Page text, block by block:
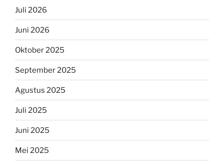
Juli 2026
Juni 2026
Oktober 2025
September 2025
Agustus 2025
Juli 2025
Juni 2025
Mei 2025